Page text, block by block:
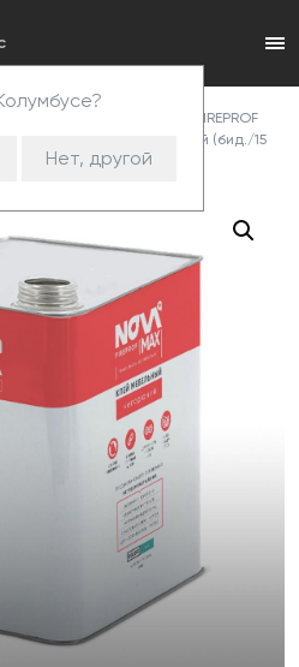
Нет, другой
FIREPROF
ТГ" FIREPROF MAX красный (бид./15